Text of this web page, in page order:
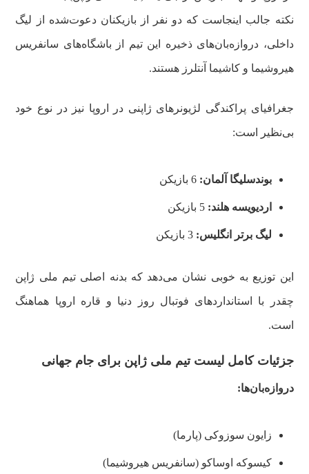
نکته جالب اینجاست که دو نفر از بازیکنان دعوت‌شده از لیگ
داخلی، دروازه‌بان‌های ذخیره این تیم از باشگاه‌های سانفریس
هیروشیما و کاشیما آنتلرز هستند.
جغرافیای پراکندگی لژیونرهای ژاپنی در اروپا نیز در نوع خود
بی‌نظیر است:
بوندسلیگا آلمان:
اردیویسه هلند:
لیگ برتر انگلیس:
این توزیع به خوبی نشان می‌دهد که بدنه اصلی تیم ملی ژاپن
چقدر با استانداردهای فوتبال روز دنیا و قاره اروپا هماهنگ
است.
جزئیات کامل لیست تیم ملی ژاپن برای جام جهانی
دروازه‌بان‌ها:
زایون سوزوکی (پارما)
کیسوکه اوساکو (سانفریس هیروشیما)